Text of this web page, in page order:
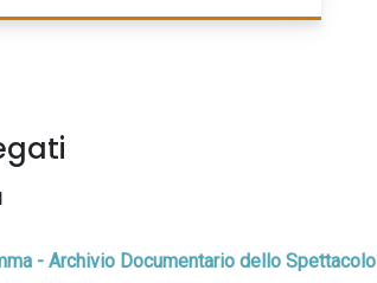
- Archivio Documentario dello Spettacolo